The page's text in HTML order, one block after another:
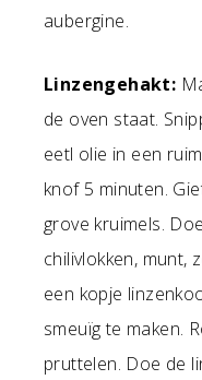
aubergine.
Linzengehakt:
de oven staat.
eetl olie in een
knof 5 minuten.
grove kruimels.
chilivlokken, munt,
een kopje
smeuïg te maken.
pruttelen. Doe de